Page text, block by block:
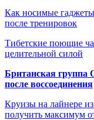
Как носимые
после тренировок
Тибетские поющие
целительной силой
Британская группа
после воссоединения
Круизы на лайнере
получить максимум